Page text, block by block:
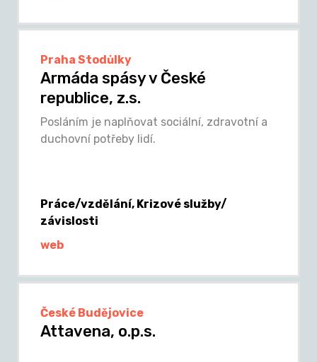
Praha Stodůlky
Armáda spásy v České
republice, z.s.
Posláním je naplňovat sociální, zdravotní a
duchovní potřeby lidí.
Práce/vzdělání, Krizové služby/
závislosti
web
České Budějovice
Attavena, o.p.s.